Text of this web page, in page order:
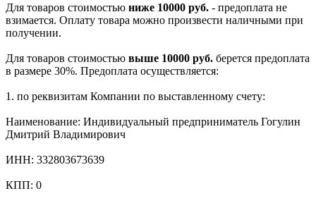
Для товаров стоимостью ниже 10000 руб. - предоплата не
взимается. Оплату товара можно произвести наличными при
получении.
Для товаров стоимостью выше 10000 руб. берется предоплата
в размере 30%. Предоплата осуществляется:
1. по реквизитам Компании по выставленному счету:
Наименование: Индивидуальный предприниматель Гогулин
Дмитрий Владимирович
ИНН: 332803673639
КПП: 0